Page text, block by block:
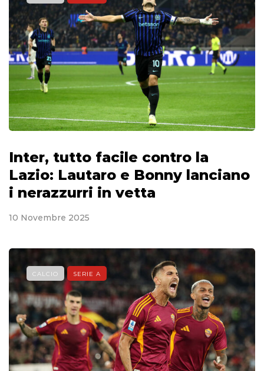
Inter, tutto facile contro la
Lazio: Lautaro e Bonny lanciano
i nerazzurri in vetta
10 Novembre 2025
CALCIO SERIE A